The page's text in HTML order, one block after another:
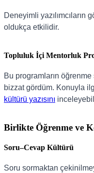
Deneyimli yazılımcıların
oldukça etkilidir.
Topluluk İçi Mentorluk
Bu programların öğrenme
bizzat gördüm. Konuyla
kültürü yazısını
Birlikte Öğrenme ve
Soru–Cevap Kültürü
Soru sormaktan